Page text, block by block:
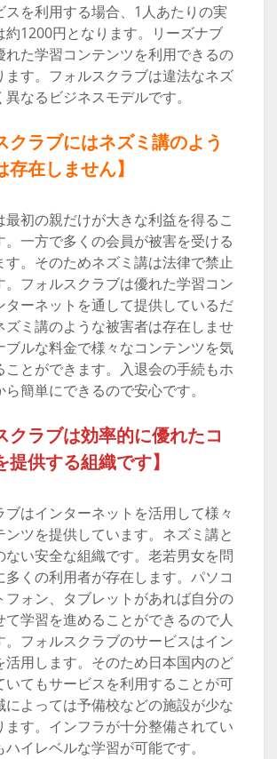
スを利用する場合、1人あたりの実
約1200円となります。リーズナブ
れた学習コンテンツを利用できるの
ます。フォルスクラブは違法なネズ
異なるビジネスモデルです。
クラブにはネズミ講のよう
在しません】
最初の親だけが大きな利益を得るこ
。一方で多くの会員が被害を受ける
す。そのためネズミ講は法律で禁止
。フォルスクラブは優れた学習コン
ターネットを通して提供しているだ
ズミ講のような被害者は存在しませ
ブルな料金で様々なコンテンツを気
ことができます。入退会の手続もホ
簡単にできるので安心です。
クラブは効率的に優れたコ
提供する組織です】
ブはインターネットを活用して様々
ンツを提供しています。ネズミ講と
ない安全な組織です。老若男女を問
多くの利用者が存在します。パソコ
フォン、タブレットがあれば自分の
て学習を進めることができるので人
。フォルスクラブのサービスはイン
活用します。そのため日本国内のど
いてもサービスを利用することが可
によっては予備校などの施設が少な
ます。インフラが十分整備されてい
イレベルな学習が可能です。